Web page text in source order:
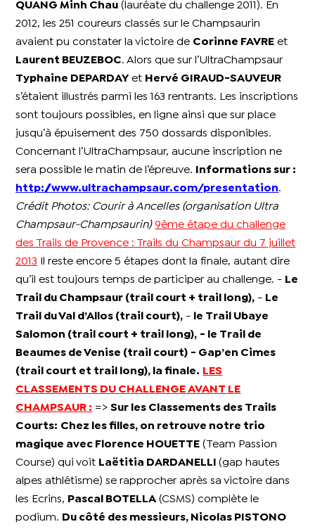
QUANG Minh Chau (lauréate du challenge 2011). En
2012, les 251 coureurs classés sur le Champsaurin
avaient pu constater la victoire de Corinne FAVRE et
Laurent BEUZEBOC. Alors que sur l’UltraChampsaur
Typhaine DEPARDAY et Hervé GIRAUD-SAUVEUR
s’étaient illustrés parmi les 163 rentrants. Les inscriptions
sont toujours possibles, en ligne ainsi que sur place
jusqu’à épuisement des 750 dossards disponibles.
Concernant l’UltraChampsaur, aucune inscription ne
sera possible le matin de l’épreuve.
Informations sur :
http://www.ultrachampsaur.com/presentation.
Crédit Photos: Courir à Ancelles (organisation Ultra
Champsaur-Champsaurin) 9ème étape du challenge
des Trails de Provence : Trails du Champsaur du 7 juillet
2013
Il reste encore 5 étapes dont la finale, autant dire
qu’il est toujours temps de participer au challenge. - Le
Trail du Champsaur (trail court + trail long), - Le
Trail du Val d’Allos (trail court), -
le Trail Ubaye
Salomon (trail court + trail long), - le Trail de
Beaumes de Venise (trail court) - Gap’en Cimes
(trail court et trail long), la finale.
LES
CLASSEMENTS DU CHALLENGE AVANT LE
CHAMPSAUR : =>Sur les Classements des Trails
Courts: Chez les filles, on retrouve notre trio
magique avec Florence HOUETTE (Team Passion
Course) qui voit Laëtitia DARDANELLI(gap hautes
alpes athlétisme) se rapprocher après sa victoire dans
les Ecrins,
Pascal BOTELLA (CSMS) complète le
podium.
Du côté des messieurs, Nicolas PISTONO